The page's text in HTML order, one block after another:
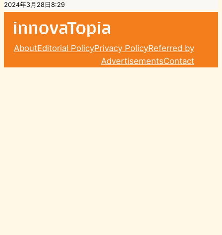
2024年3月28日8:29
AboutEditorial PolicyPrivacy PolicyReferred by
AdvertisementsContact